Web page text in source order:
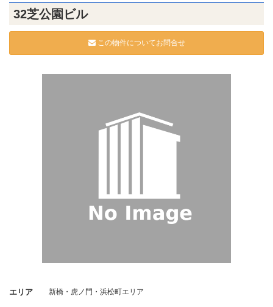
32芝公園ビル
この物件についてお問合せ
エリア 新橋・虎ノ門・浜松町エリア